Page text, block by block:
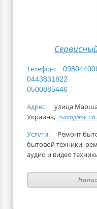
Телефон:
0443831822
0500885446
Адрес:
улица
Украина, смотреть на
Услуги:
Ремонт
бытовой техники,
аудио и видео